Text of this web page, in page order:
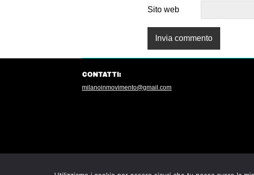
Sito web
CONTATTI:
milanoinmovimento@gmail.com